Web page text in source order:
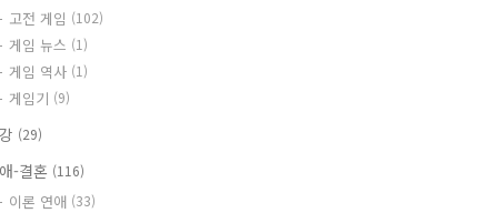
고전 게임 (102)
게임 뉴스 (1)
게임 역사 (1)
게임기 (9)
(29)
-결혼 (116)
이론 연애 (33)